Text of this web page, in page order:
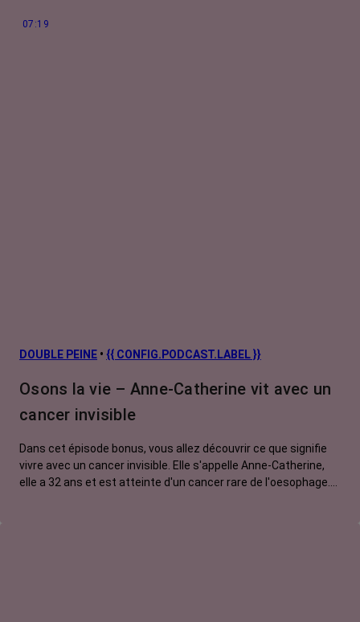
07:19
DOUBLE PEINE • {{ CONFIG.PODCAST.LABEL }}
Osons la vie – Anne-Catherine vit avec un
cancer invisible
Dans cet épisode bonus, vous allez découvrir ce que signifie
vivre avec un cancer invisible. Elle s'appelle Anne-Catherine,
elle a 32 ans et est atteinte d'un cancer rare de l'oesophage.